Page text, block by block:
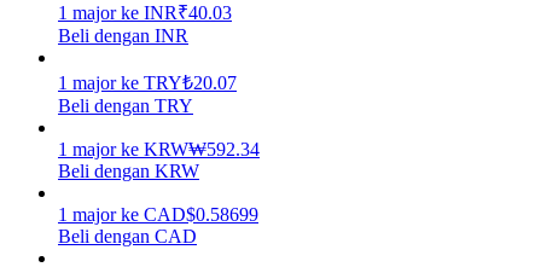
Mempertaruhkan
1 major ke INR₹40.03
Beli dengan INR
1 major ke TRY₺20.07
Beli dengan TRY
1 major ke KRW₩592.34
Beli dengan KRW
1 major ke CAD$0.58699
Beli dengan CAD